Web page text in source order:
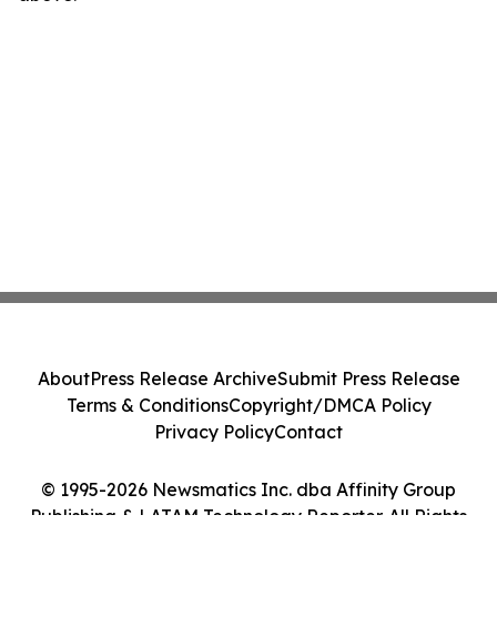
© 1995-2026 Newsmatics Inc. dba Affinity Group
Publishing & LATAM Technology Reporter. All Rights
AboutPress Release ArchiveSubmit Press Release
Terms & ConditionsCopyright/DMCA Policy
Privacy PolicyContact